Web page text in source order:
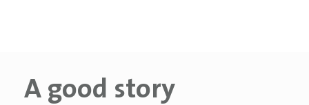
A good story